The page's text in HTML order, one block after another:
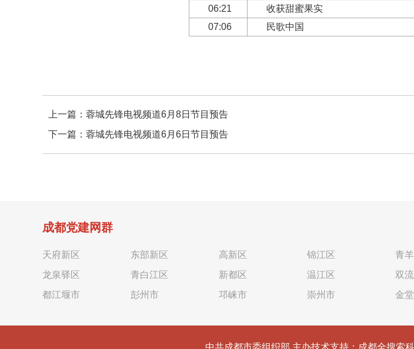
06:21
收获甜蜜果实
07:06
民歌中国
上一篇： 蓉城先锋电视频道6月8日节目预告
下一篇： 蓉城先锋电视频道6月6日节目预告
成都党建网群
天府新区 东部新区 高新区 锦江区 青
龙泉驿区
青白江区 新都区 温江区 双
都江堰市
彭州市 邛崃市 崇州市 金